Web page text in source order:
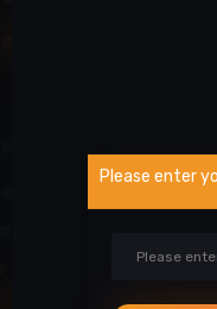
Please enter
Atsiblokavimo anketa